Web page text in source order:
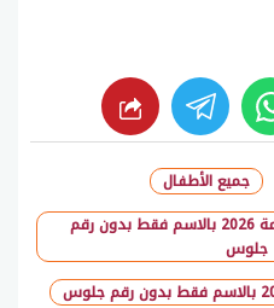
whats
جميع الأطفال
رابط نتيجة الثانوية العامة 2026 بالاسم فقط بدون رقم
جلوس